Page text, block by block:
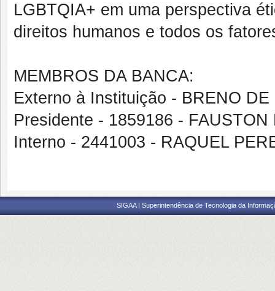
LGBTQIA+ em uma perspectiva
direitos humanos e todos os
MEMBROS DA BANCA:
Externo à Instituição - BRENO
Presidente - 1859186 - FAUSTON
Interno - 2441003 - RAQUEL
SIGAA | Superintendência de Tecnologia da